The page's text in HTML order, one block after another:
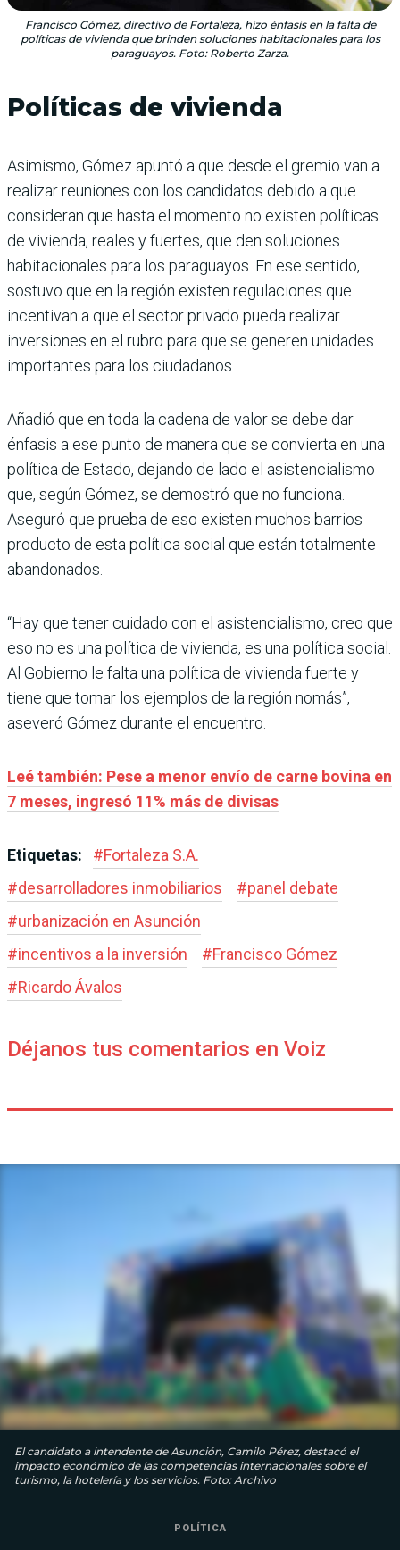
Francisco Gómez, directivo de Fortaleza, hizo énfasis en la falta de
políticas de vivienda que brinden soluciones habitacionales para los
paraguayos. Foto: Roberto Zarza.
Políticas de vivienda
Asimismo, Gómez apuntó a que desde el gremio van a
realizar reuniones con los candidatos debido a que
consideran que hasta el momento no existen políticas
de vivienda, reales y fuertes, que den soluciones
habitacionales para los paraguayos. En ese sentido,
sostuvo que en la región existen regulaciones que
incentivan a que el sector privado pueda realizar
inversiones en el rubro para que se generen unidades
importantes para los ciudadanos.
Añadió que en toda la cadena de valor se debe dar
énfasis a ese punto de manera que se convierta en una
política de Estado, dejando de lado el asistencialismo
que, según Gómez, se demostró que no funciona.
Aseguró que prueba de eso existen muchos barrios
producto de esta política social que están totalmente
abandonados.
“Hay que tener cuidado con el asistencialismo, creo que
eso no es una política de vivienda, es una política social.
Al Gobierno le falta una política de vivienda fuerte y
tiene que tomar los ejemplos de la región nomás”,
aseveró Gómez durante el encuentro.
Leé también: Pese a menor envío de carne bovina en
7 meses, ingresó 11% más de divisas
Etiquetas: #Fortaleza S.A.
#desarrolladores inmobiliarios #panel debate
#urbanización en Asunción
#incentivos a la inversión #Francisco Gómez
#Ricardo Ávalos
Déjanos tus comentarios en Voiz
El candidato a intendente de Asunción, Camilo Pérez, destacó el
impacto económico de las competencias internacionales sobre el
turismo, la hotelería y los servicios. Foto: Archivo
POLÍTICA